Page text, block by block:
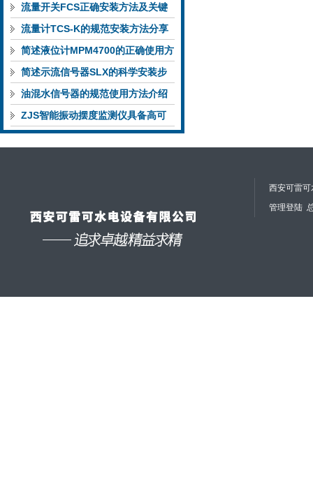
护保养方法大汇总
流量开关FCS正确安装方法及关键
要点专业分享
流量计TCS-K的规范安装方法分享
简述液位计MPM4700的正确使用方
法
简述示流信号器SLX的科学安装步
骤
油混水信号器的规范使用方法介绍
ZJS智能振动摆度监测仪具备高可
靠性与自诊断能力
西安可雷
管理登陆